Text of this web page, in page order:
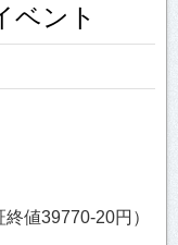
ベント
値39770-20円）